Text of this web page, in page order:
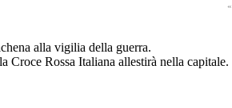
«
alla vigilia della guerra.
Croce Rossa Italiana allestirà nella capitale.